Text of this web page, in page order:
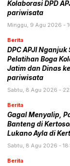
Kolaborasi DPD
pariwisata
Minggu, 9 Agu 2026 -
Berita
DPC APJI
Pelatihan Boga
Jatim dan Dinas
pariwisata
Sabtu, 8 Agu 2026 -
Berita
Gagal Menyalip,
Banteng di
Lukano Ayla di
Sabtu, 8 Agu 2026 -
Berita